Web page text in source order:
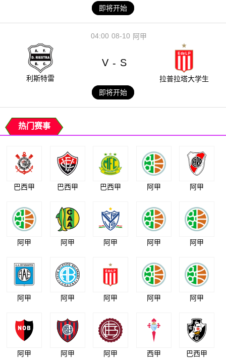
即将开始
08-10
04:00 阿甲
利斯特雷
V - S
拉普拉塔大学生
即将开始
热门赛事
巴西甲 巴西甲 巴西甲 阿甲 阿甲
阿甲 阿甲 阿甲 阿甲 阿甲
阿甲 阿甲 阿甲 阿甲 阿甲
阿甲 阿甲 阿甲 西甲 巴西甲